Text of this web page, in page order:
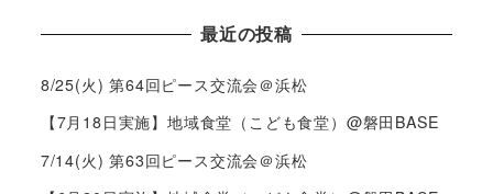
最近の投稿
8/25(火) 第64回ピース交流会＠浜松
【7月18日実施】地域食堂（こども食堂）@磐田BASE
7/14(火) 第63回ピース交流会＠浜松